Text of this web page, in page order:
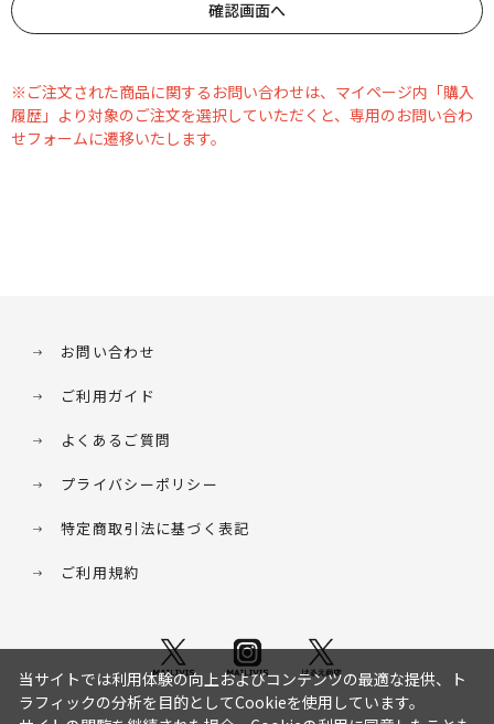
※ご注文された商品に関するお問い合わせは、マイページ内「購入
履歴」より対象のご注文を選択していただくと、専用のお問い合わ
せフォームに遷移いたします。
お問い合わせ
ご利用ガイド
よくあるご質問
プライバシーポリシー
特定商取引法に基づく表記
ご利用規約
当サイトでは利用体験の向上およびコンテンツの最適な提供、ト
ラフィックの分析を目的としてCookieを使用しています。